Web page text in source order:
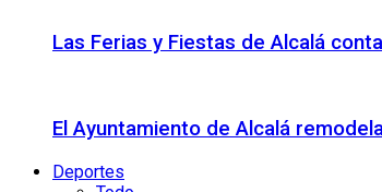
Las Ferias y Fiestas de Alcalá
El Ayuntamiento de Alcalá
Deportes